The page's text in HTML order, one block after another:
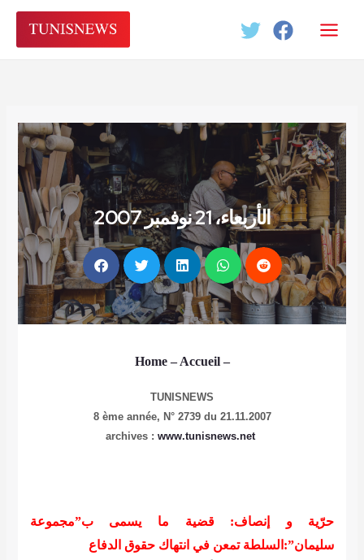
Aller
contenu
الأربعاء، 21 نوفمبر 2007
Home– Accueil–
TUNISNEWS
8 ème année, N° 2739 du 21.11.2007
archives :
www.tunisnews.net
حرّية و إنصاف: قضية ما يسمى ب”مجموعة
سليمان”:السلطة تمعن في انتهاك حقوق الدفاع